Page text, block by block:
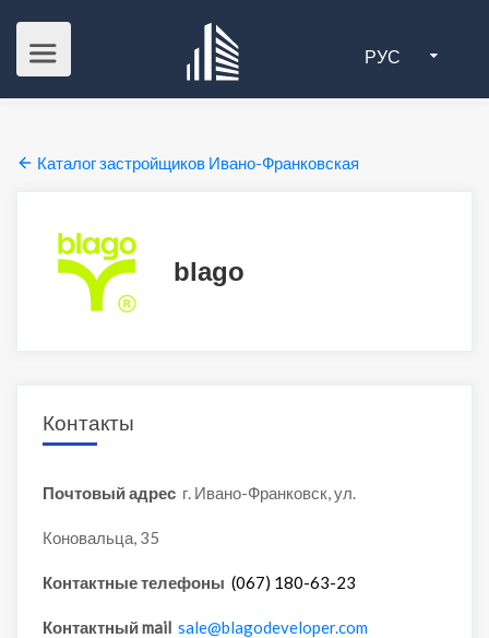
РУС
Каталог застройщиков Ивано-Франковская
blago
Контакты
Почтовый адрес г. Ивано-Франковск, ул.
Коновальца, 35
Контактные телефоны (067) 180-63-23
Контактный mail sale@blagodeveloper.com